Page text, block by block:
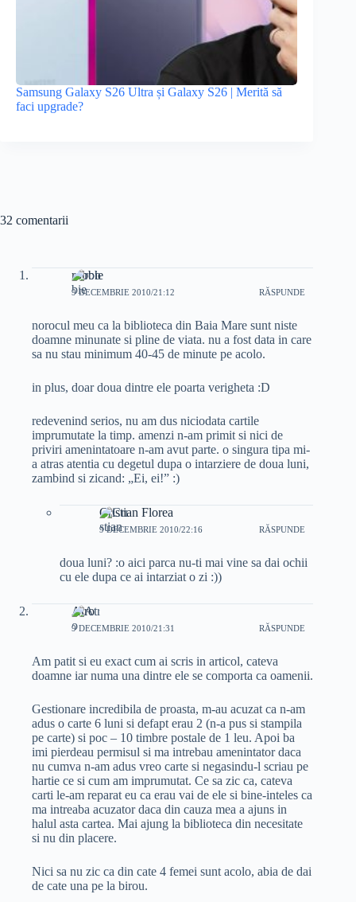
Samsung Galaxy S26 Ultra și Galaxy S26 | Merită să
faci upgrade?
32 comentarii
robbie
9 DECEMBRIE 2010/21:12 RĂSPUNDE
norocul meu ca la biblioteca din Baia Mare sunt niste
doamne minunate si pline de viata. nu a fost data in care
sa nu stau minimum 40-45 de minute pe acolo.
in plus, doar doua dintre ele poarta verigheta :D
redevenind serios, nu am dus niciodata cartile
imprumutate la timp. amenzi n-am primit si nici de
priviri amenintatoare n-am avut parte. o singura tipa mi-
a atras atentia cu degetul dupa o intarziere de doua luni,
zambind si zicand: „Ei, ei!” :)
Cristian Florea
9 DECEMBRIE 2010/22:16 RĂSPUNDE
doua luni? :o aici parca nu-ti mai vine sa dai ochii
cu ele dupa ce ai intarziat o zi :))
Atro
9 DECEMBRIE 2010/21:31 RĂSPUNDE
Am patit si eu exact cum ai scris in articol, cateva
doamne iar numa una dintre ele se comporta ca oamenii.
Gestionare incredibila de proasta, m-au acuzat ca n-am
adus o carte 6 luni si defapt erau 2 (n-a pus si stampila
pe carte) si poc – 10 timbre postale de 1 leu. Apoi ba
imi pierdeau permisul si ma intrebau amenintator daca
nu cumva n-am adus vreo carte si negasindu-l scriau pe
hartie ce si cum am imprumutat. Ce sa zic ca, cateva
carti le-am reparat eu ca erau vai de ele si bine-inteles ca
ma intreaba acuzator daca din cauza mea a ajuns in
halul asta cartea. Mai ajung la biblioteca din necesitate
si nu din placere.
Nici sa nu zic ca din cate 4 femei sunt acolo, abia de dai
de cate una pe la birou.